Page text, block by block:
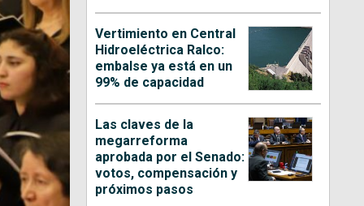
Vertimiento en Central
Hidroeléctrica Ralco:
embalse ya está en un
99% de capacidad
Las claves de la
megarreforma
aprobada por el Senado:
votos, compensación y
próximos pasos